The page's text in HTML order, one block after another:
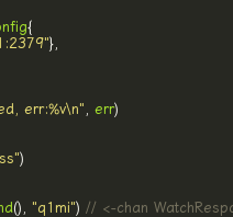
err:%v\n" err
(), "q1mi") // <-chan